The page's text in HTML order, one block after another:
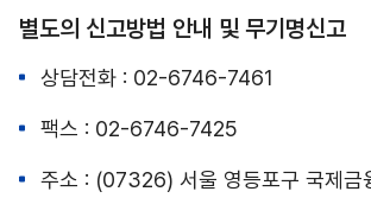
별도의 신고방법 안내 및 무기명신고
상담전화 : 02-6746-7461
팩스 : 02-6746-7425
주소 : (07326) 서울 영등포구 국제금